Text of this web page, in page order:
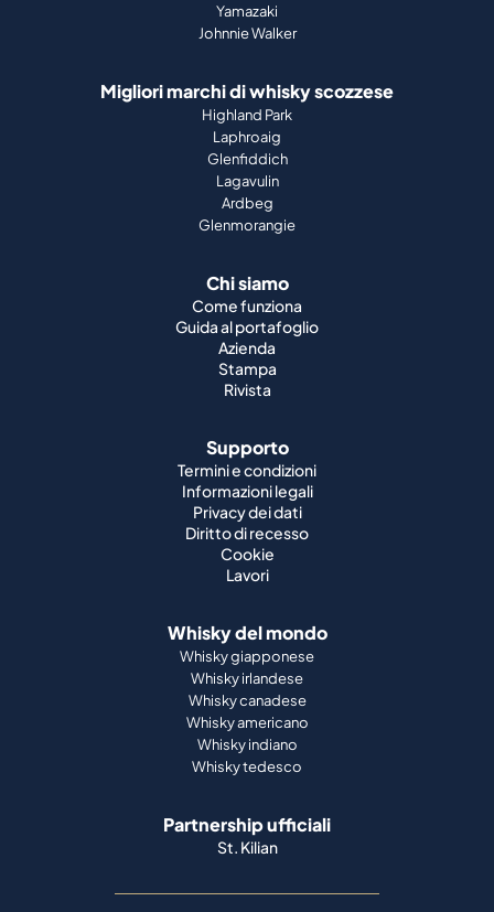
Yamazaki
Johnnie Walker
Migliori marchi di whisky scozzese
Highland Park
Laphroaig
Glenfiddich
Lagavulin
Ardbeg
Glenmorangie
Chi siamo
Come funziona
Guida al portafoglio
Azienda
Stampa
Rivista
Supporto
Termini e condizioni
Informazioni legali
Privacy dei dati
Diritto di recesso
Cookie
Lavori
Whisky del mondo
Whisky giapponese
Whisky irlandese
Whisky canadese
Whisky americano
Whisky indiano
Whisky tedesco
Partnership ufficiali
St. Kilian